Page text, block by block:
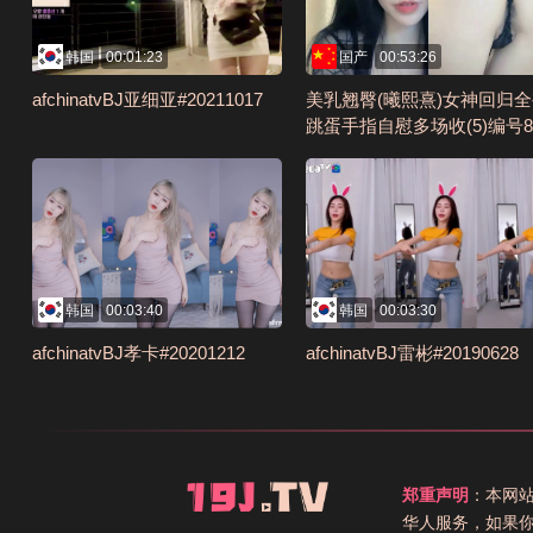
韩国 00:01:23
afchinatvBJ亚细亚#20211017
国产 00:53:26
美乳翘臀(曦熙熹)女神回归
跳蛋手指自慰多场收(5)编号
韩国 00:03:40
afchinatvBJ孝卡#20201212
韩国 00:03:30
afchinatvBJ雷彬#20190628
郑重声明 ：本网
华人服务，如果